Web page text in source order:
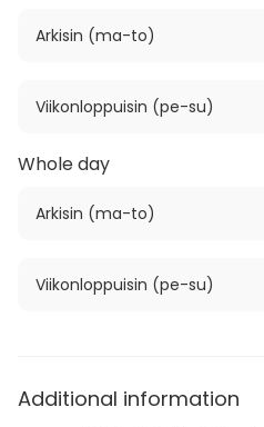
Arkisin (ma-to)
Viikonloppuisin (pe-su)
Whole day
Arkisin (ma-to)
Viikonloppuisin (pe-su)
Additional information